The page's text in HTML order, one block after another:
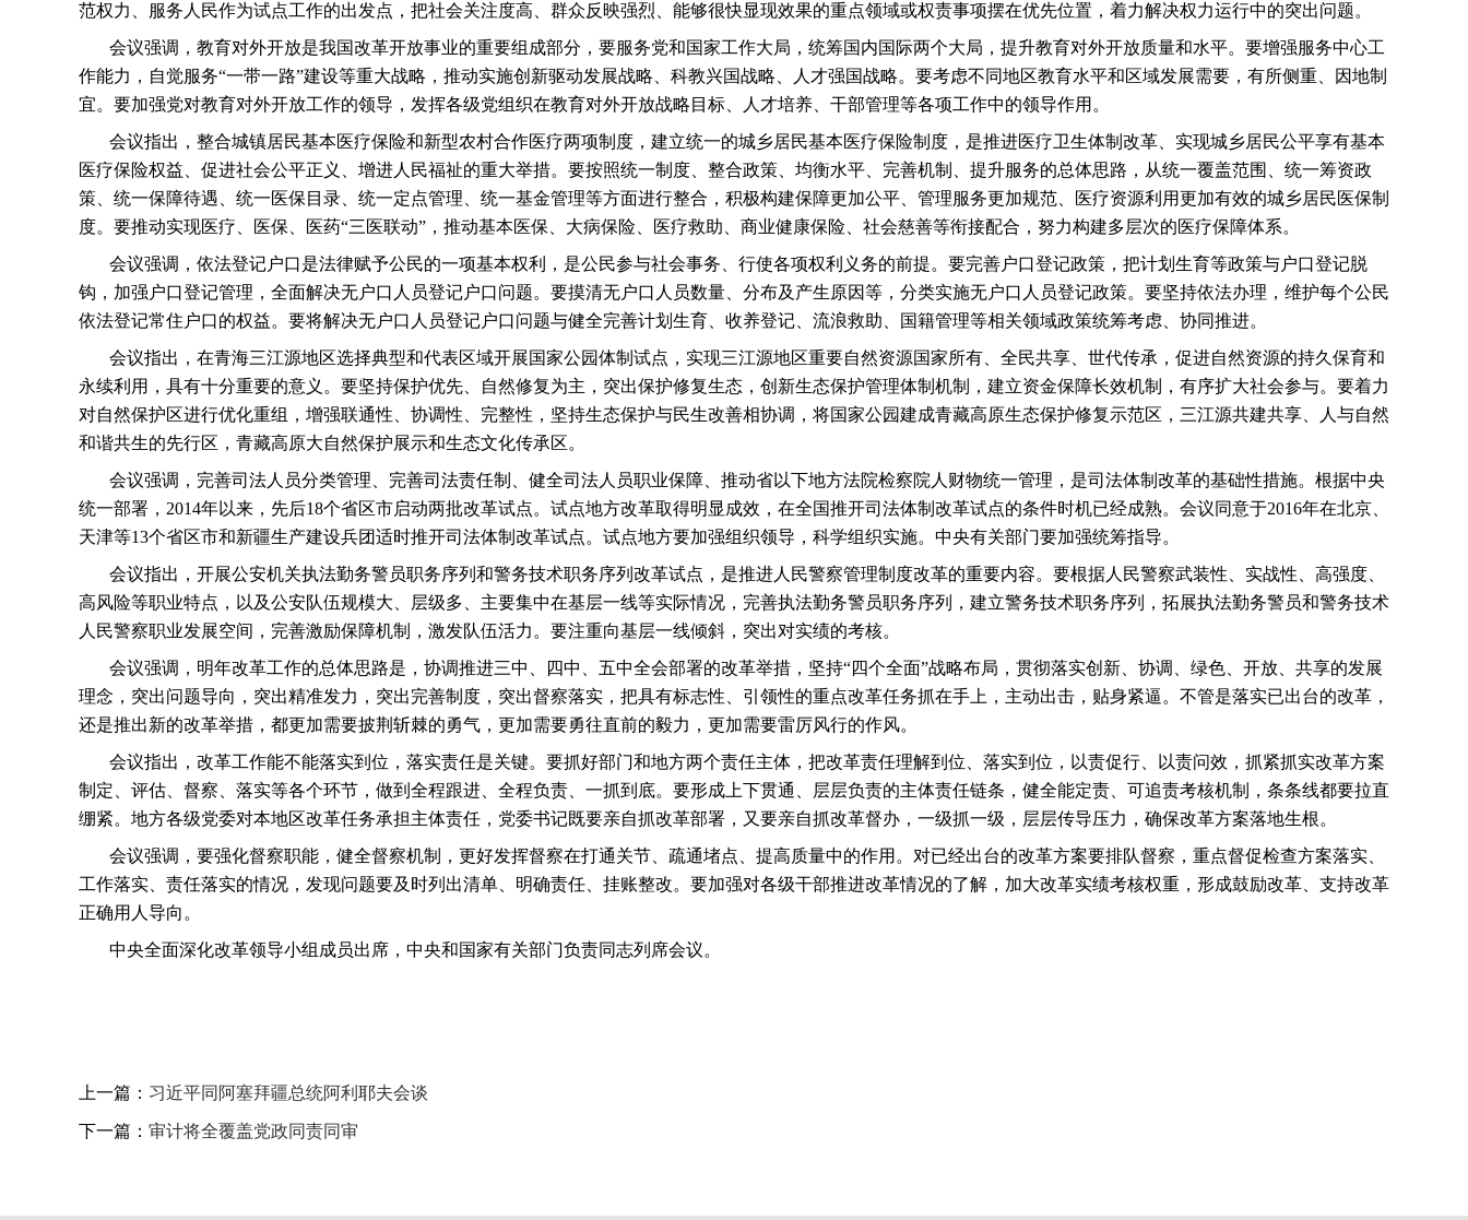
范权力、服务人民作为试点工作的出发点，把社会关注度高、群众反映强烈、能够很快显现效果的重点领域或权责事项摆在优先位置，着力解决权力运行中的突出问题。
会议强调，教育对外开放是我国改革开放事业的重要组成部分，要服务党和国家工作大局，统筹国内国际两个大局，提升教育对外开放质量和水平。要增强服务中心工
作能力，自觉服务“一带一路”建设等重大战略，推动实施创新驱动发展战略、科教兴国战略、人才强国战略。要考虑不同地区教育水平和区域发展需要，有所侧重、因地制
宜。要加强党对教育对外开放工作的领导，发挥各级党组织在教育对外开放战略目标、人才培养、干部管理等各项工作中的领导作用。
会议指出，整合城镇居民基本医疗保险和新型农村合作医疗两项制度，建立统一的城乡居民基本医疗保险制度，是推进医疗卫生体制改革、实现城乡居民公平享有基本
医疗保险权益、促进社会公平正义、增进人民福祉的重大举措。要按照统一制度、整合政策、均衡水平、完善机制、提升服务的总体思路，从统一覆盖范围、统一筹资政
策、统一保障待遇、统一医保目录、统一定点管理、统一基金管理等方面进行整合，积极构建保障更加公平、管理服务更加规范、医疗资源利用更加有效的城乡居民医保制
度。要推动实现医疗、医保、医药“三医联动”，推动基本医保、大病保险、医疗救助、商业健康保险、社会慈善等衔接配合，努力构建多层次的医疗保障体系。
会议强调，依法登记户口是法律赋予公民的一项基本权利，是公民参与社会事务、行使各项权利义务的前提。要完善户口登记政策，把计划生育等政策与户口登记脱
钩，加强户口登记管理，全面解决无户口人员登记户口问题。要摸清无户口人员数量、分布及产生原因等，分类实施无户口人员登记政策。要坚持依法办理，维护每个公民
依法登记常住户口的权益。要将解决无户口人员登记户口问题与健全完善计划生育、收养登记、流浪救助、国籍管理等相关领域政策统筹考虑、协同推进。
会议指出，在青海三江源地区选择典型和代表区域开展国家公园体制试点，实现三江源地区重要自然资源国家所有、全民共享、世代传承，促进自然资源的持久保育和
永续利用，具有十分重要的意义。要坚持保护优先、自然修复为主，突出保护修复生态，创新生态保护管理体制机制，建立资金保障长效机制，有序扩大社会参与。要着力
对自然保护区进行优化重组，增强联通性、协调性、完整性，坚持生态保护与民生改善相协调，将国家公园建成青藏高原生态保护修复示范区，三江源共建共享、人与自然
和谐共生的先行区，青藏高原大自然保护展示和生态文化传承区。
会议强调，完善司法人员分类管理、完善司法责任制、健全司法人员职业保障、推动省以下地方法院检察院人财物统一管理，是司法体制改革的基础性措施。根据中央
统一部署， 2014年以来，先后18个省区市启动两批改革试点。试点地方改革取得明显成效，在全国推开司法体制改革试点的条件时机已经成熟。会议同意于2016年在北京、
天津等13个省区市和新疆生产建设兵团适时推开司法体制改革试点。试点地方要加强组织领导，科学组织实施。中央有关部门要加强统筹指导。
会议指出，开展公安机关执法勤务警员职务序列和警务技术职务序列改革试点，是推进人民警察管理制度改革的重要内容。要根据人民警察武装性、实战性、高强度、
高风险等职业特点，以及公安队伍规模大、层级多、主要集中在基层一线等实际情况，完善执法勤务警员职务序列，建立警务技术职务序列，拓展执法勤务警员和警务技术
人民警察职业发展空间，完善激励保障机制，激发队伍活力。要注重向基层一线倾斜，突出对实绩的考核。
会议强调，明年改革工作的总体思路是，协调推进三中、四中、五中全会部署的改革举措，坚持“四个全面”战略布局，贯彻落实创新、协调、绿色、开放、共享的发展
理念，突出问题导向，突出精准发力，突出完善制度，突出督察落实，把具有标志性、引领性的重点改革任务抓在手上，主动出击，贴身紧逼。不管是落实已出台的改革，
还是推出新的改革举措，都更加需要披荆斩棘的勇气，更加需要勇往直前的毅力，更加需要雷厉风行的作风。
会议指出，改革工作能不能落实到位，落实责任是关键。要抓好部门和地方两个责任主体，把改革责任理解到位、落实到位，以责促行、以责问效，抓紧抓实改革方案
制定、评估、督察、落实等各个环节，做到全程跟进、全程负责、一抓到底。要形成上下贯通、层层负责的主体责任链条，健全能定责、可追责考核机制，条条线都要拉直
绷紧。地方各级党委对本地区改革任务承担主体责任，党委书记既要亲自抓改革部署，又要亲自抓改革督办，一级抓一级，层层传导压力，确保改革方案落地生根。
会议强调，要强化督察职能，健全督察机制，更好发挥督察在打通关节、疏通堵点、提高质量中的作用。对已经出台的改革方案要排队督察，重点督促检查方案落实、
工作落实、责任落实的情况，发现问题要及时列出清单、明确责任、挂账整改。要加强对各级干部推进改革情况的了解，加大改革实绩考核权重，形成鼓励改革、支持改革
正确用人导向。
中央全面深化改革领导小组成员出席，中央和国家有关部门负责同志列席会议。
上一篇： 习近平同阿塞拜疆总统阿利耶夫会谈
下一篇： 审计将全覆盖党政同责同审